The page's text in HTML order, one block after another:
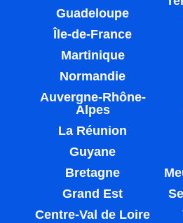
Guadeloupe
Île-de-France
Martinique
Normandie
Auvergne-Rhône-
Alpes
La Réunion
Guyane
Bretagne
Grand Est
Centre-Val de Loire